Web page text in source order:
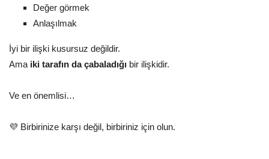
Değer görmek
Anlaşılmak
İyi bir ilişki kusursuz değildir.
Ama iki tarafın da çabaladığı bir ilişkidir.
Ve en önemlisi…
💜 Birbirinize karşı değil, birbiriniz için olun.